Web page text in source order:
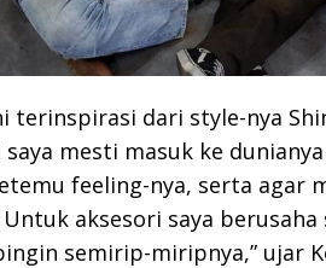
terinspirasi dari style-nya
saya mesti masuk ke
feeling-nya, serta agar
aksesori saya
semirip-miripnya,” ujar